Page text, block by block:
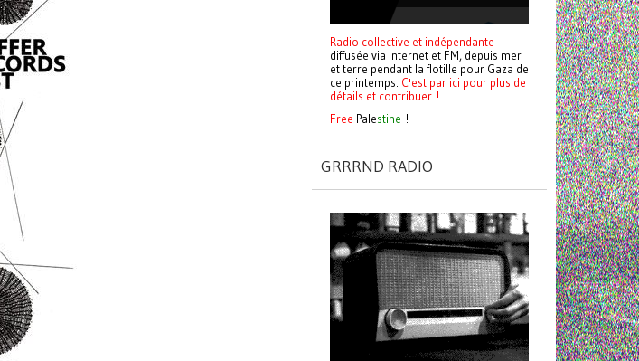
Radio collective et indépendante
diffusée via internet et FM, depuis mer
et terre pendant la flotille pour Gaza de
ce printemps. C'est par ici pour plus de
détails et contribuer !
Free Palestine !
GRRRND RADIO